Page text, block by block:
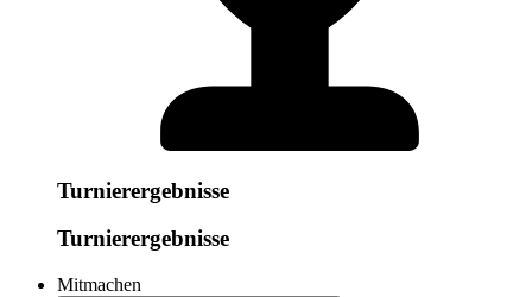
Turnierergebnisse
Turnierergebnisse
Mitmachen